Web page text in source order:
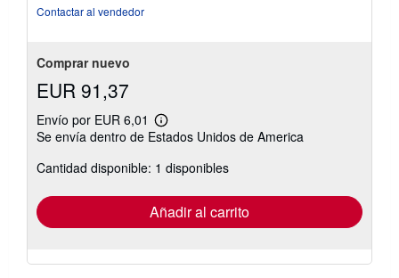
Contactar al vendedor
Comprar nuevo
EUR 91,37
Envío por EUR 6,01
Más
información
las
tarifas
envío
Se envía dentro de Estados Unidos de America
Cantidad disponible: 1 disponibles
Añadir al carrito